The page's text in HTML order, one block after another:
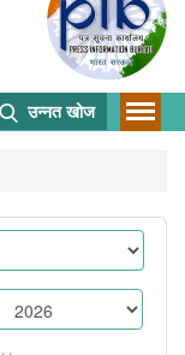
उन्नत खोज